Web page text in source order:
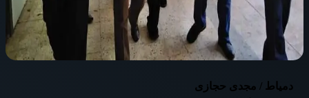
دمياط / مجدى حجازى